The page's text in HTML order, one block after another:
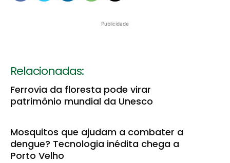
Publicidade
Relacionadas:
Ferrovia da floresta pode virar
patrimônio mundial da Unesco
Mosquitos que ajudam a combater a
dengue? Tecnologia inédita chega a
Porto Velho